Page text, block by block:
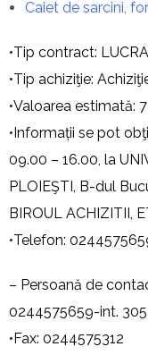
Caiet de sarcini,
•Tip contract:
•Tip achiziţie:
•Valoarea estimată:
•Informații se pot
09.00 – 16.00, la
PLOIEŞTI, B-dul
BIROUL ACHIZITII,
•Telefon:
– Persoană de
0244575659-int. 305
•Fax: 0244575312